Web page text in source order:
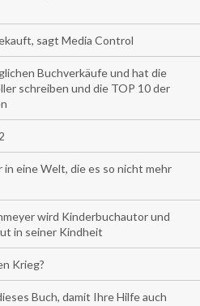
sagt Media Control
Buchverkäufe und hat die
schreiben und die TOP 10 der
eine Welt, die es so nicht mehr
wird Kinderbuchautor und
in seiner Kindheit
Krieg?
Buch, damit Ihre Hilfe auch